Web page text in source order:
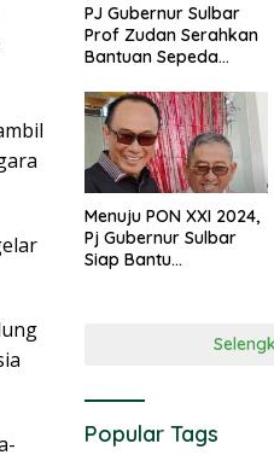
PJ Gubernur Sulbar
Prof Zudan Serahkan
Bantuan Sepeda
PON 2024
Menuju PON XXI 2024,
Pj Gubernur Sulbar
Siap Bantu
Popular Tags